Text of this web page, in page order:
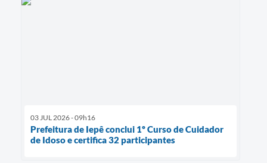
03 JUL 2026 - 09h16
Prefeitura de Iepê conclui 1º Curso de Cuidador
de Idoso e certifica 32 participantes